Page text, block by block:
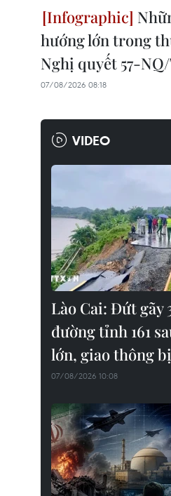
hướng lớn trong
Nghị quyết 57-
07/08/2026 08:18
VIDEO
Lào Cai: Đứt gãy
đường tỉnh 161
lớn, giao thông
07/08/2026 10:08